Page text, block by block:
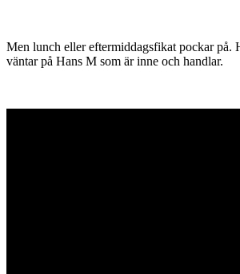
Men lunch eller eftermiddagsfikat pockar på.
väntar på Hans M som är inne och handlar.